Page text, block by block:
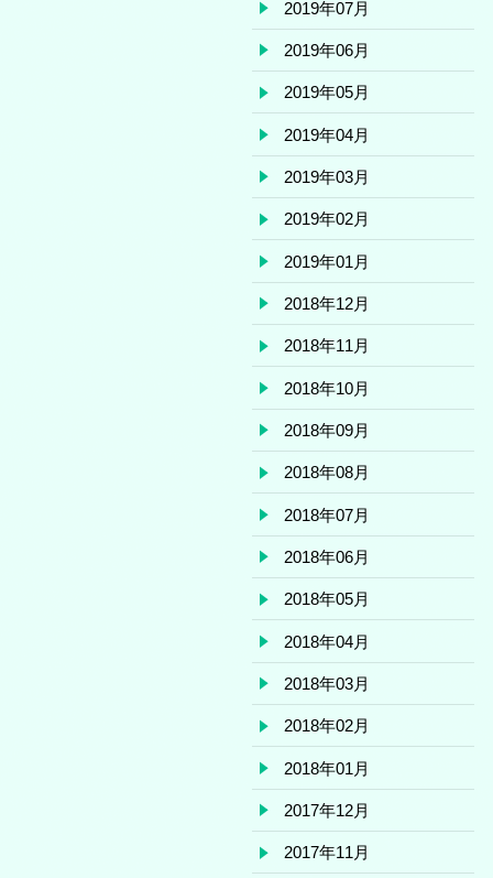
2019年07月
2019年06月
2019年05月
2019年04月
2019年03月
2019年02月
2019年01月
2018年12月
2018年11月
2018年10月
2018年09月
2018年08月
2018年07月
2018年06月
2018年05月
2018年04月
2018年03月
2018年02月
2018年01月
2017年12月
2017年11月